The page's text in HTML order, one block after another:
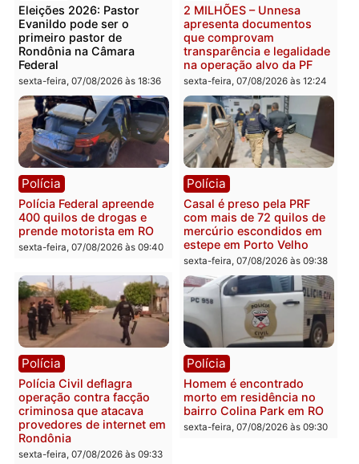
ELEIÇÕES 2026 – TCE
alerta candidatos sobre
crise financeira do Estado
segunda-feira, 10/08/2026 às
07:22
Marcos Rogério
Plano de Governo com
228 projetos, metas
públicas e
acompanhamento de
resultados
sexta-feira, 07/08/2026 às
Política
Eleições 2026: Pastor
Evanildo pode ser o
Rondônia na Câmara
Federal
sexta-feira, 07/08/2026 às 18:36
Polícia
2 MILHÕES – Unnesa
apresenta documentos
que comprovam
transparência e
na operação alvo da PF
sexta-feira, 07/08/2026 às
Polícia
Polícia Federal apreende
Polícia